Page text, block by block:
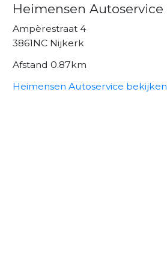
Heimensen Autoservice
Ampèrestraat 4
3861NC Nijkerk
Afstand 0.87km
Heimensen Autoservice bekijken